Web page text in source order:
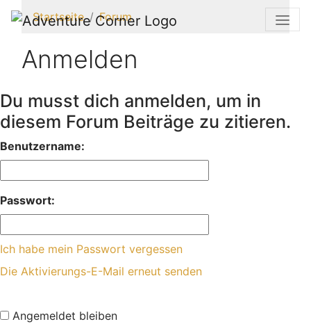
Startseite Forum
Anmelden
Du musst dich anmelden, um in
diesem Forum Beiträge zu zitieren.
Benutzername:
Passwort:
Ich habe mein Passwort vergessen
Die Aktivierungs-E-Mail erneut senden
Angemeldet bleiben